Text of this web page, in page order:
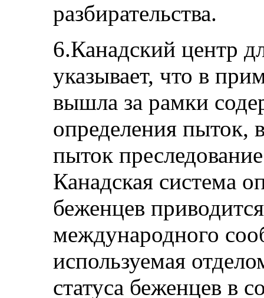
разбирательства.
6.Канадский центр
указывает, что в
вышла за рамки
определения пыток,
пыток
Канадская система
беженцев
международного
используемая
статуса беженцев в